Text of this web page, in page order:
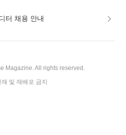
터 채용 안내
Magazine. All rights reserved.
및 재배포 금지